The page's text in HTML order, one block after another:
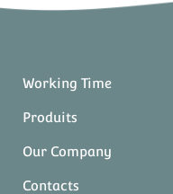
Working Time
Produits
Our Company
Contacts